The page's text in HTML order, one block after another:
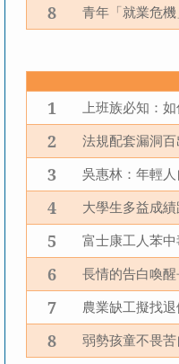
8 青年「就業危
1 上班族必知：
2 法規配套漏洞
3 吳惠林：年輕
4 大學生多益成
5 富士康工人苯
6 長情的告白喚
7 農業缺工擬找
8 弱勢孩童不畏